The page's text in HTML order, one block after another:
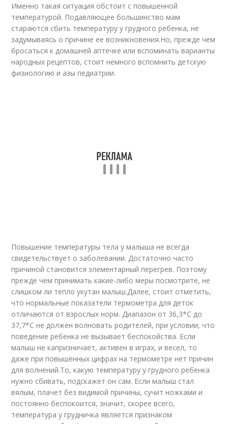
Именно такая ситуация обстоит с повышенной
температурой. Подавляющее большинство мам
стараются сбить температуру у грудного ребенка, не
задумываясь о причине ее возникновения.Но, прежде чем
бросаться к домашней аптечке или вспоминать варианты
народных рецептов, стоит немного вспомнить детскую
физиологию и азы педиатрии.
Повышение температуры тела у малыша не всегда
свидетельствует о заболевании. Достаточно часто
причиной становится элементарный перегрев. Поэтому
прежде чем принимать какие-либо меры посмотрите, не
слишком ли тепло укутан малыш.Далее, стоит отметить,
что нормальные показатели термометра для деток
отличаются от взрослых норм. Диапазон от 36,3*С до
37,7*С не должен волновать родителей, при условии, что
поведение ребенка не вызывает беспокойства. Если
малыш не капризничает, активен в играх, и весел, то
даже при повышенных цифрах на термометре нет причин
для волнений.То, какую температуру у грудного ребенка
нужно сбивать, подскажет он сам. Если малыш стал
вялым, плачет без видимой причины, сучит ножками и
постоянно беспокоится, значит, скорее всего,
температура у грудничка является признаком